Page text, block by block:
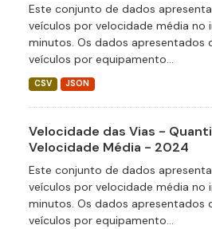
Este conjunto de dados
veículos por velocidade média no
minutos. Os dados apresentados
veículos por equipamento...
CSV JSON
Velocidade das Vias -
Velocidade Média - 2024
Este conjunto de dados
veículos por velocidade média no
minutos. Os dados apresentados
veículos por equipamento...